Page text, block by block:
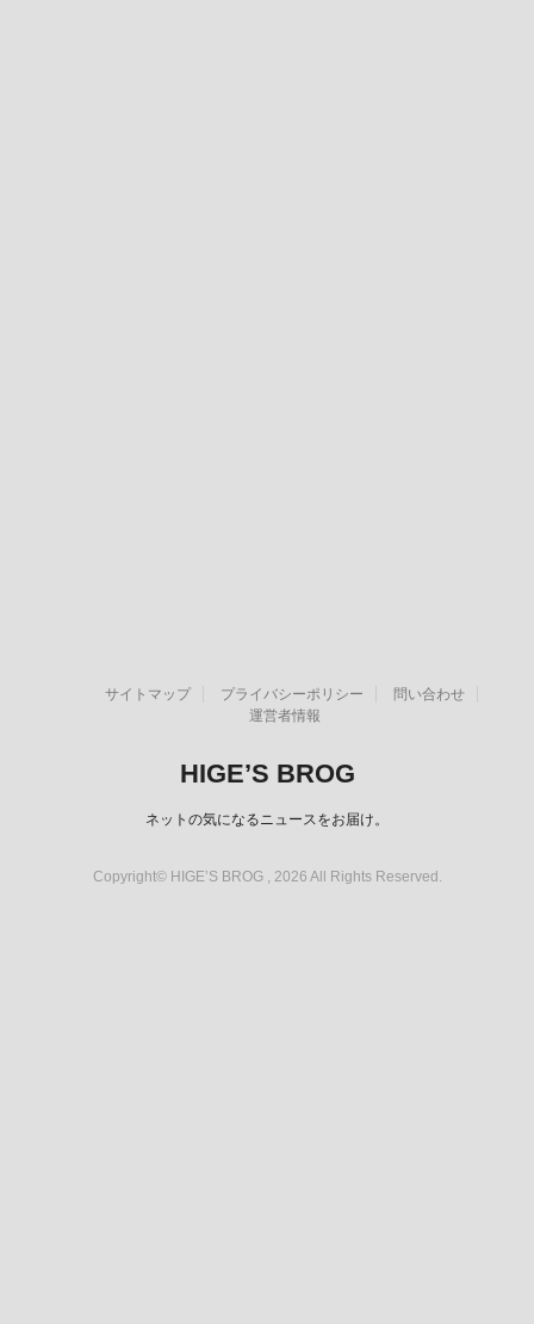
サイトマップ プライバシーポリシー
問い合わせ
運営者情報
HIGE’S BROG
ネットの気になるニュースをお届け。
Copyright© HIGE’S BROG , 2026 All Rights Reserved.